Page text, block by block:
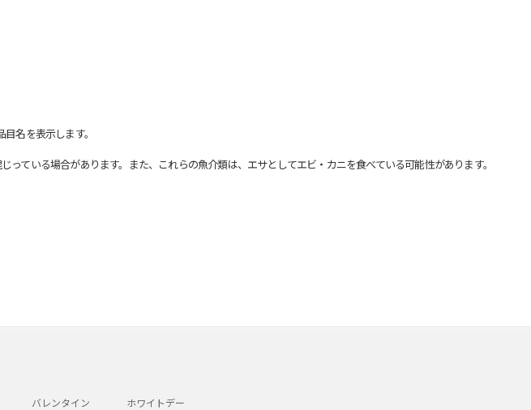
名を表示します。
ている場合があります。また、これらの魚介類は、エサとしてエビ・カニを食べている可能性があります。
バレンタイン ホワイトデー